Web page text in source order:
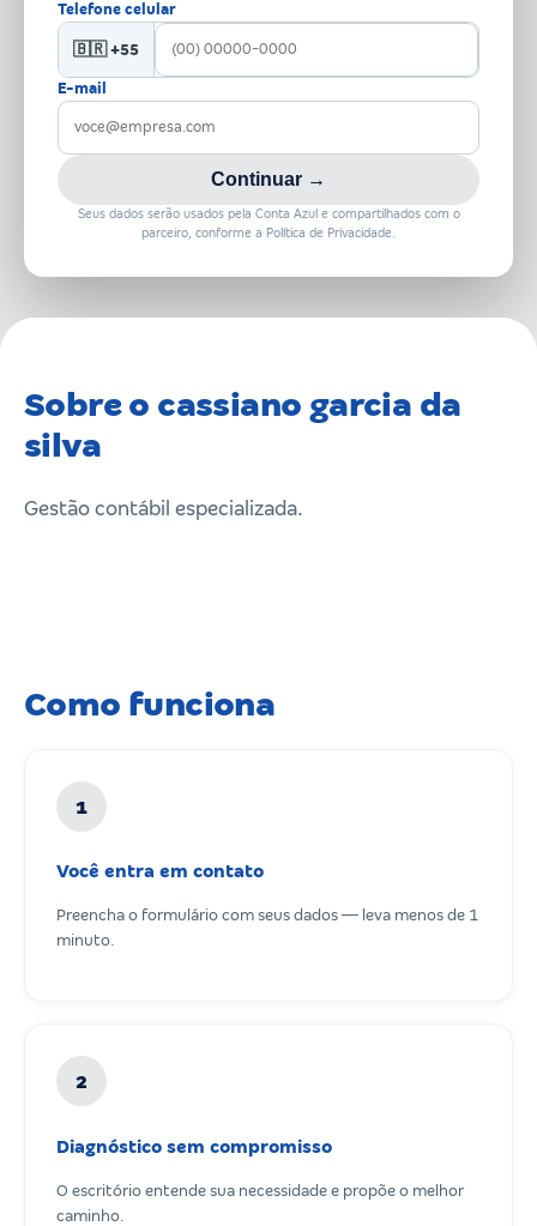
Telefone celular
🇧🇷 +55
E-mail
Continuar →
Seus dados serão usados pela Conta Azul e compartilhados com o
parceiro, conforme a Política de Privacidade.
Sobre o cassiano garcia da
silva
Gestão contábil especializada.
Como funciona
1
Você entra em contato
Preencha o formulário com seus dados — leva menos de 1
minuto.
2
Diagnóstico sem compromisso
O escritório entende sua necessidade e propõe o melhor
caminho.